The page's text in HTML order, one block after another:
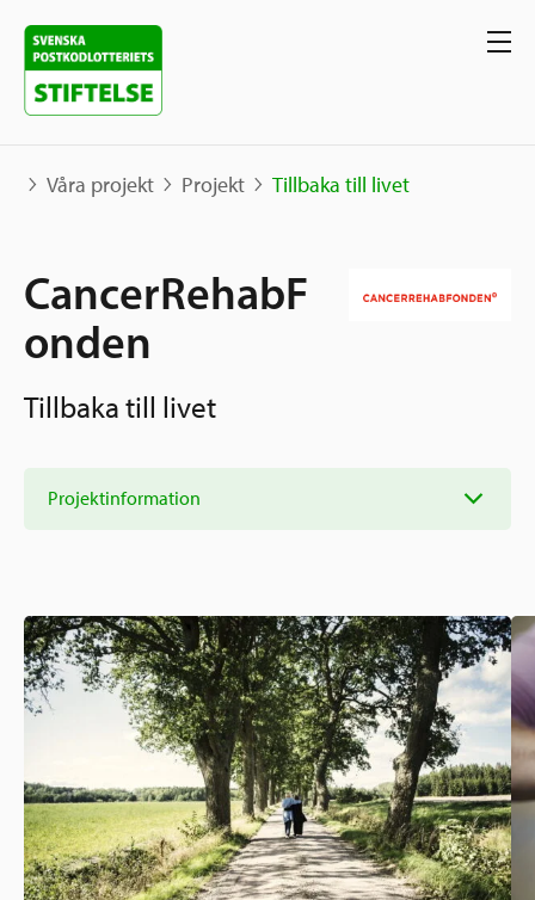
Projekt
Karta
Berättelser
Våra stöd
Sverige och övriga världen
Utlysningar
Ansök
Frågor och svar
Sverige och övriga världen
Grannskapsinitiativet
Hur vi arbetar
Verksamhetsberättelser & årsredovisningar
Medarbetare & styrelse
Pressrum
Nyheter & kalenderhändelser
Postkodlotteriet
SV
Våra projekt Projekt Tillbaka till livet
CancerRehabF
onden
Tillbaka till livet
Projektinformation